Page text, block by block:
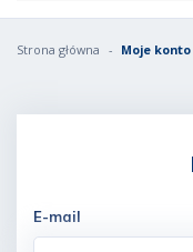
Strona główna Moje konto
E-mail